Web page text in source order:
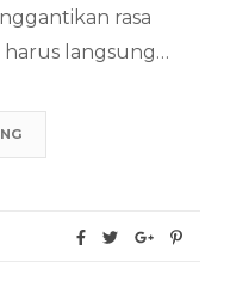
rasa
harus langsung…